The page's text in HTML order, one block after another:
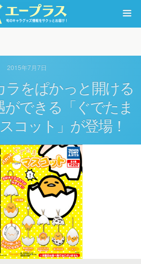
2015年7月7日
ラをぱかっと開ける
ができる「ぐでたま
コット」が登場！